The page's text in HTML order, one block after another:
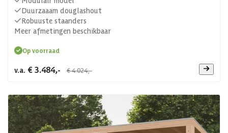
Duurzaaam douglashout
Robuuste staanders
Meer afmetingen beschikbaar
Op voorraad
v.a. € 3.484,- € 4.024,-